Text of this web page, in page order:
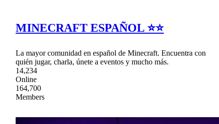
MINECRAFT ESPAÑOL ⭐⭐
La mayor comunidad en español de Minecraft. Encuentra con
quién jugar, charla, únete a eventos y mucho más.
14,234
Online
164,700
Members